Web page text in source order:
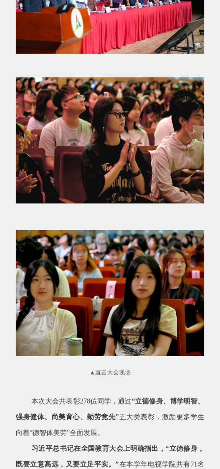
▲直击大会现场
本次大会共表彰278位同学，通过“立德修身、博学明智、
强身健体、尚美育心、勤劳竞先”五大类表彰，激励更多学生
向着“德智体美劳”全面发展。
习近平总书记在全国教育大会上明确指出，“立德修身，
既要立意高远，又要立足平实。”在本学年电视学院共有71名